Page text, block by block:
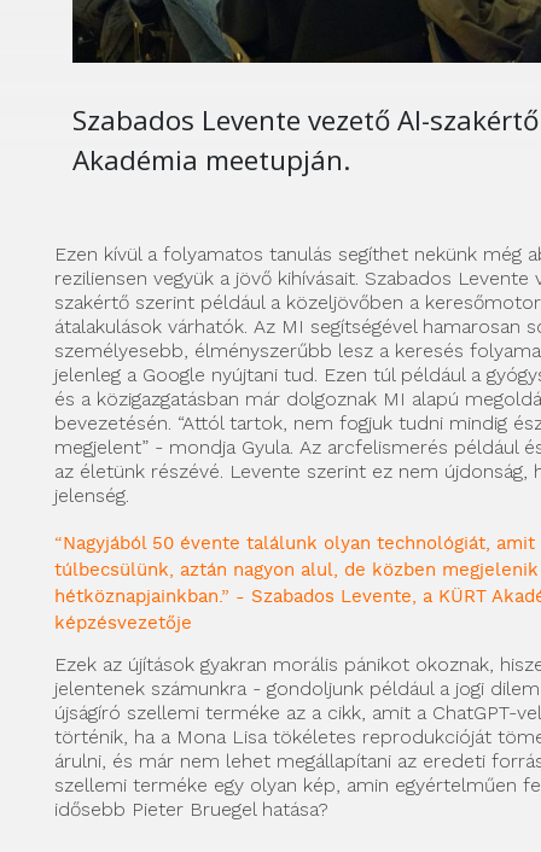
Szabados Levente vezető AI-
Akadémia meetupján.
Ezen kívül a folyamatos tanulás segíthet nekünk még
reziliensen vegyük a jövő kihívásait. Szabados Levente
szakértő szerint például a közeljövőben a
átalakulások várhatók. Az MI segítségével hamarosan
személyesebb, élményszerűbb lesz a keresés
jelenleg a Google nyújtani tud. Ezen túl például a
és a közigazgatásban már dolgoznak MI alapú
bevezetésén. “Attól tartok, nem fogjuk tudni mindig
megjelent” - mondja Gyula. Az arcfelismerés például
az életünk részévé. Levente szerint ez nem újdonság,
jelenség.
“Nagyjából 50 évente találunk olyan technológiát, amit
túlbecsülünk, aztán nagyon alul, de közben
hétköznapjainkban.” - Szabados Levente, a KÜRT
képzésvezetője
Ezek az újítások gyakran morális pánikot okoznak,
jelentenek számunkra - gondoljunk például a jogi
újságíró szellemi terméke az a cikk, amit a ChatGPT-
történik, ha a Mona Lisa tökéletes reprodukcióját
árulni, és már nem lehet megállapítani az eredeti
szellemi terméke egy olyan kép, amin egyértelműen
idősebb Pieter Bruegel hatása?